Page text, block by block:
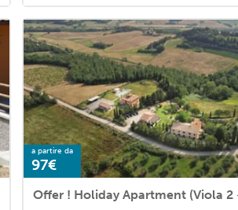
a partire da
97€